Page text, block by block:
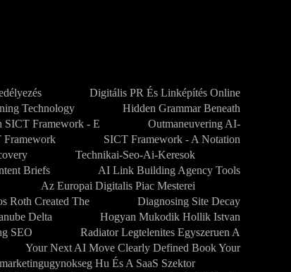
Digitális PR És Linképítés Online
Technology
Hidden Grammar Beneath
SICT Framework - E
Outmaneuvering AI-
Framework
SICT Framework - A Notation
Technikai-Seo-Ai-Keresok
Briefs
AI Link Building Agency Tools
Az Europai Digitalis Piac Mesterei
Roth Created The
Diagnosing Site Decay
Delta
Hogyan Mukodik Hollik Istvan
SEO
Radiator Legtelenites Egyszeruen A
Your Next AI Move Clearly Defined Book Your
Hu És A SaaS Szektor